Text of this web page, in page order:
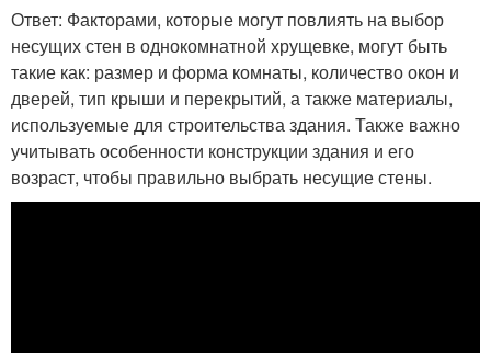
Ответ: Факторами, которые могут повлиять на выбор
несущих стен в однокомнатной хрущевке, могут быть
такие как: размер и форма комнаты, количество окон и
дверей, тип крыши и перекрытий, а также материалы,
используемые для строительства здания. Также важно
учитывать особенности конструкции здания и его
возраст, чтобы правильно выбрать несущие стены.